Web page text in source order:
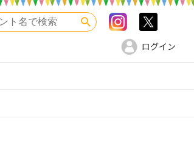
検索 Instagram
ログイン